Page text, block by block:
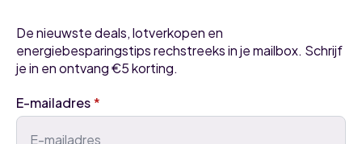
De nieuwste deals, lotverkopen en
energiebesparingstips rechstreeks in je mailbox. Schrijf
je in en ontvang €5 korting.
E-mailadres*